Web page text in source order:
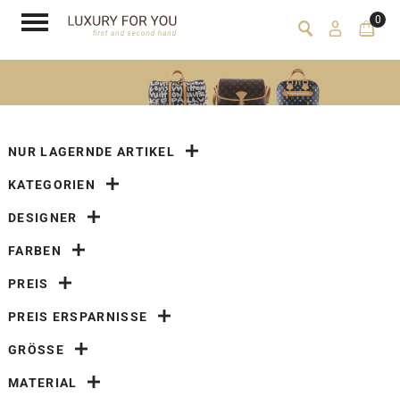
0
NUR LAGERNDE ARTIKEL
KATEGORIEN
DESIGNER
FARBEN
PREIS
PREIS ERSPARNISSE
GRÖSSE
MATERIAL